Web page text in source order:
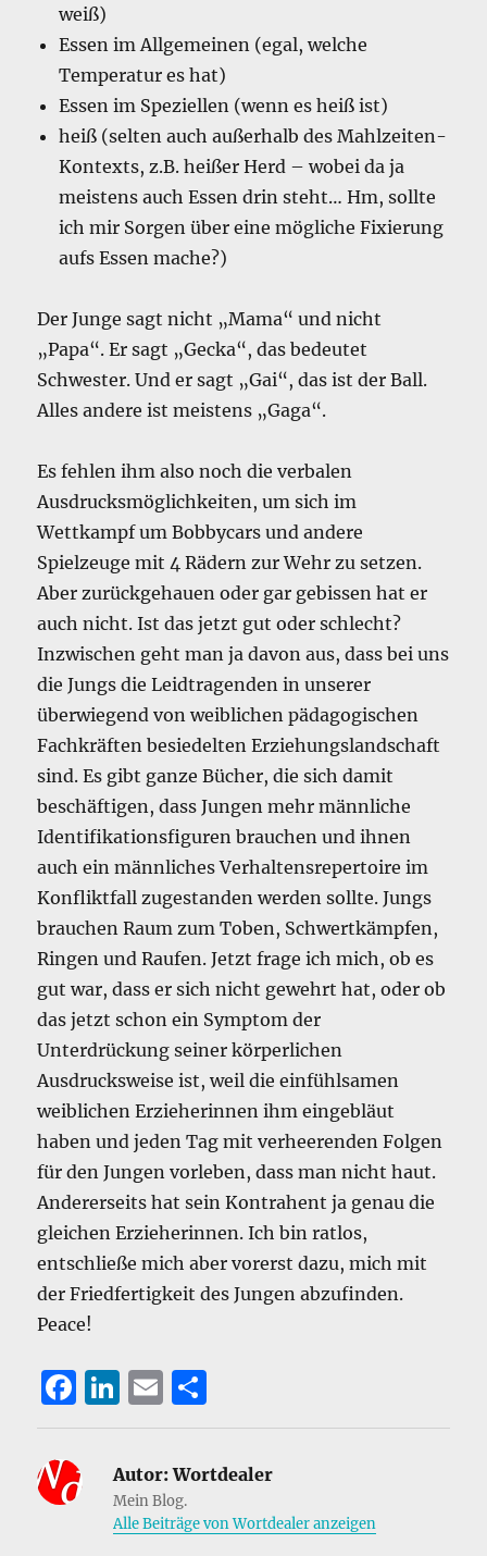
weiß)
Essen im Allgemeinen (egal, welche
Temperatur es hat)
Essen im Speziellen (wenn es heiß ist)
heiß (selten auch außerhalb des Mahlzeiten-
Kontexts, z.B. heißer Herd – wobei da ja
meistens auch Essen drin steht… Hm, sollte
ich mir Sorgen über eine mögliche Fixierung
aufs Essen mache?)
Der Junge sagt nicht „Mama“ und nicht
„Papa“. Er sagt „Gecka“, das bedeutet
Schwester. Und er sagt „Gai“, das ist der Ball.
Alles andere ist meistens „Gaga“.
Es fehlen ihm also noch die verbalen
Ausdrucksmöglichkeiten, um sich im
Wettkampf um Bobbycars und andere
Spielzeuge mit 4 Rädern zur Wehr zu setzen.
Aber zurückgehauen oder gar gebissen hat er
auch nicht. Ist das jetzt gut oder schlecht?
Inzwischen geht man ja davon aus, dass bei uns
die Jungs die Leidtragenden in unserer
überwiegend von weiblichen pädagogischen
Fachkräften besiedelten Erziehungslandschaft
sind. Es gibt ganze Bücher, die sich damit
beschäftigen, dass Jungen mehr männliche
Identifikationsfiguren brauchen und ihnen
auch ein männliches Verhaltensrepertoire im
Konfliktfall zugestanden werden sollte. Jungs
brauchen Raum zum Toben, Schwertkämpfen,
Ringen und Raufen. Jetzt frage ich mich, ob es
gut war, dass er sich nicht gewehrt hat, oder ob
das jetzt schon ein Symptom der
Unterdrückung seiner körperlichen
Ausdrucksweise ist, weil die einfühlsamen
weiblichen Erzieherinnen ihm eingebläut
haben und jeden Tag mit verheerenden Folgen
für den Jungen vorleben, dass man nicht haut.
Andererseits hat sein Kontrahent ja genau die
gleichen Erzieherinnen. Ich bin ratlos,
entschließe mich aber vorerst dazu, mich mit
der Friedfertigkeit des Jungen abzufinden.
Peace!
F
a
c
e
Li
n
k
e
d
E
m
ai
l
ei
le
n
Autor:Wortdealer
Mein Blog.
Alle Beiträge von Wortdealer anzeigen